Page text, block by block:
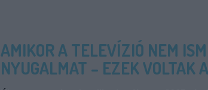
AMIKOR A TELEVÍZIÓ NEM
NYUGALMAT – EZEK VOLTAK